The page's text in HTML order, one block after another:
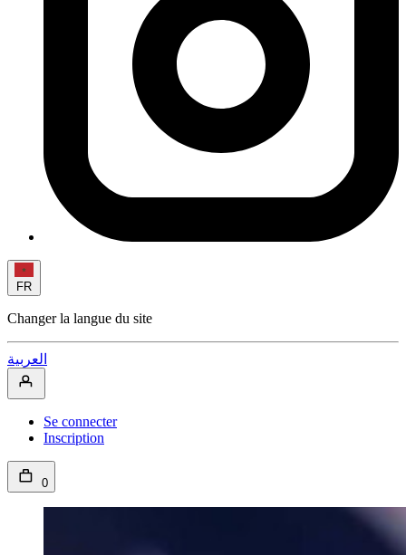
FR
Changer la langue du site
العربية
Se connecter
Inscription
0